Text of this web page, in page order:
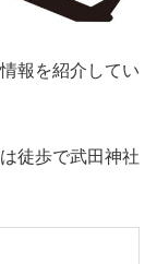
報を紹介してい
徒歩で武田神社